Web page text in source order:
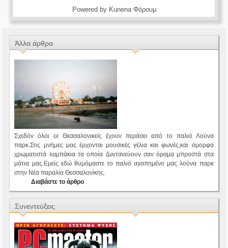
Powered by Kunena Φόρουμ
Άλλα άρθρα
Σχεδόν όλοι οι Θεσσαλονικείς έχουν περάσει από το παλιό Λούνα
παρκ.Στις μνήμες μας έρχονται μουσικές γέλια και φωνές,και όμορφα
χρωματιστά λαμπάκια τα οποία ζωντανεύουν σαν όραμα μπροστά στα
μάτια μας.Εμείς εδώ θυμόμαστε το παλιό αγαπημένο μας λούνα παρκ
στην Νέα παραλία Θεσσαλονίκης.
Διαβάστε το άρθρο
Συνεντεύξεις